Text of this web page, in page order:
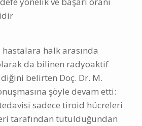
halk arasında
da bilinen radyoaktif
belirten Doç. Dr. M.
şöyle devam etti:
sadece tiroid hücreleri
tarafından tutulduğundan